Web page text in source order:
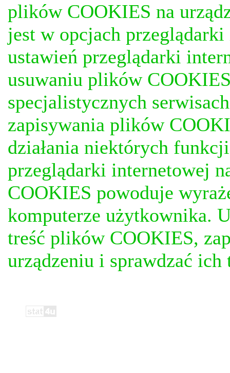
plików COOKIES na
jest w opcjach
ustawień przeglądarki
usuwaniu plików
specjalistycznych
zapisywania plików
działania niektórych
przeglądarki internetowej
COOKIES powoduje
komputerze użytkownika.
treść plików COOKIES,
urządzeniu i sprawdzać ich